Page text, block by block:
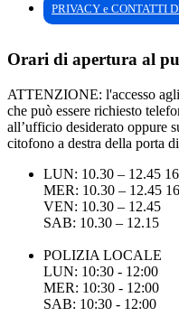
PRIVACY e CONTATTI
Orari di apertura al
ATTENZIONE: l'accesso
che può essere richiesto
all’ufficio desiderato oppure
citofono a destra della porta
LUN: 10.30 – 12.45
MER: 10.30 – 12.45
VEN: 10.30 – 12.45
SAB: 10.30 – 12.15
POLIZIA LOCALE
LUN: 10:30 - 12:00
MER: 10:30 - 12:00
SAB: 10:30 - 12:00